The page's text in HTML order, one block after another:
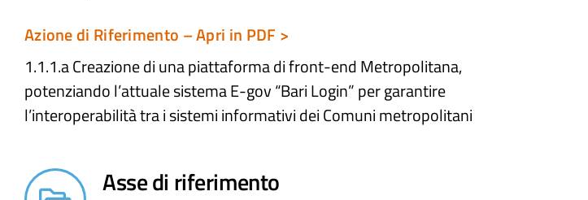
Azione di Riferimento – Apri in PDF >
1.1.1.a Creazione di una piattaforma di front-end Metropolitana,
potenziando l’attuale sistema E-gov “Bari Login” per garantire
l’interoperabilità tra i sistemi informativi dei Comuni metropolitani
Asse di riferimento